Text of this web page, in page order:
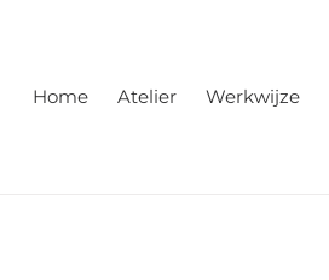
Home Atelier Werkwijze